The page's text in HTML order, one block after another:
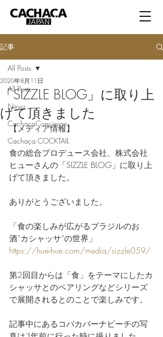
記事
All Posts
News
CachacaConcierge
Cachaça COCKTAIL
All Posts
「SIZZLE BLOG」に取り上
げて頂きました
2020年8月11日
【メディア情報】
食の総合プロデュース会社、株式会社
ヒューさんの「SIZZLE BLOG」に取り上
げて頂きました。
ありがとうございました。
「食の楽しみが広がるブラジルのお
酒“カシャッサ”の世界」
https://hue-hue.com/media/sizzle059/
第2回目からは「食」をテーマにしたカ
シャッサとのペアリングなどシリーズ
で展開されるとのことで楽しみです。
記事中にあるコパカバーナビーチの写